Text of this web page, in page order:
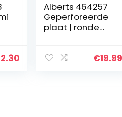
|
Alberts 464257
Geperforeerde
plaat | ronde
naturel | 300 x
€19.99